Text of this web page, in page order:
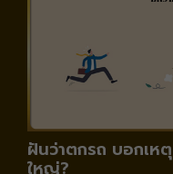
ฝันว่าตกรถ บอกเห